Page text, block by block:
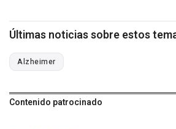
Últimas noticias sobre estos
Alzheimer
Contenido patrocinado